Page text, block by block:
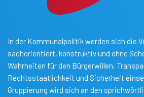
In der Kommunalpolitik werden sich die
sachorientiert, konstruktiv und ohne
Wahrheiten für den Bürgerwillen,
Rechtsstaatlichkeit und Sicherheit
Gruppierung wird sich an den